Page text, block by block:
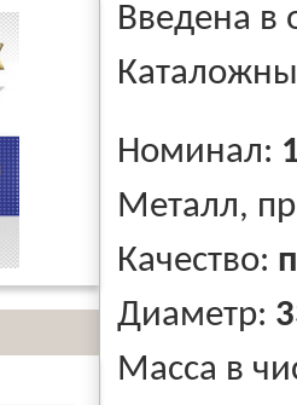
Введена
Номинал:
Металл,
Качество:
Диаметр:
Масса в